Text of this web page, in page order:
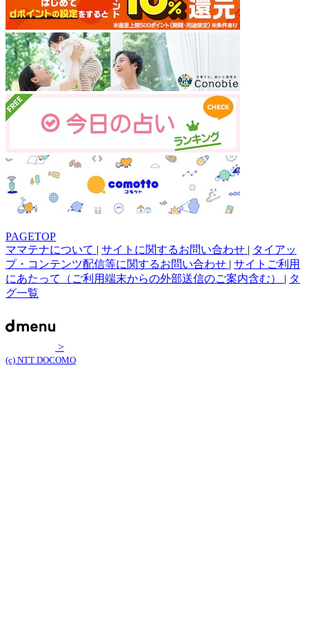
PAGETOP
ママテナについて | サイトに関するお問い合わせ | タイアッ
プ・コンテンツ配信等に関するお問い合わせ | サイトご利用
にあたって（ご利用端末からの外部送信のご案内含む） | タ
グ一覧
>
(c) NTT DOCOMO